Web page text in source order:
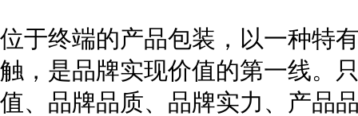
位于终端的产品包装，以一种特
触，是品牌实现价值的第一线。
值、品牌品质、品牌实力、产品